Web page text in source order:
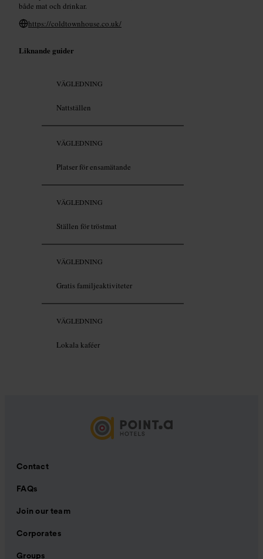
både mat och drinkar.
https://coldtownhouse.co.uk/
Liknande guider
VÄGLEDNING
Nattställen
VÄGLEDNING
Platser för ensamätande
VÄGLEDNING
Ställen för tröstmat
VÄGLEDNING
Gratis familjeaktiviteter
VÄGLEDNING
Lokala kaféer
Contact
FAQs
Join our team
Corporates
Groups